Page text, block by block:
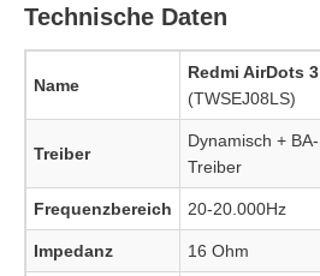
Technische Daten
Name
Redmi AirDots 3
(TWSEJ08LS)
Treiber
Dynamisch + BA-
Treiber
Frequenzbereich 20-20.000Hz
Impedanz 16 Ohm